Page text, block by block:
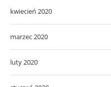
kwiecień 2020
marzec 2020
luty 2020